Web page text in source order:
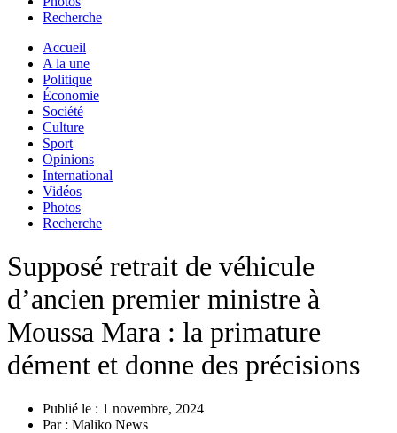
Recherche
Accueil
A la une
Politique
Économie
Société
Culture
Sport
Opinions
International
Vidéos
Photos
Recherche
Supposé retrait de véhicule
d’ancien premier ministre à
Moussa Mara : la primature
dément et donne des précisions
Publié le : 1 novembre, 2024
Par : Maliko News